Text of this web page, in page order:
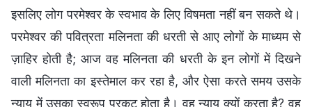
इसलिए लोग परमेश्वर के स्वभाव के लिए विषमता नहीं बन सकते थे।
परमेश्वर की पवित्रता मलिनता की धरती से आए लोगों के माध्यम से
ज़ाहिर होती है; आज वह मलिनता की धरती के इन लोगों में दिखने
वाली मलिनता का इस्तेमाल कर रहा है, और ऐसा करते समय उसके
न्याय में उसका स्वरूप प्रकट होता है। वह न्याय क्यों करता है? वह